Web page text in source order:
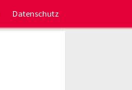
Datenschutz